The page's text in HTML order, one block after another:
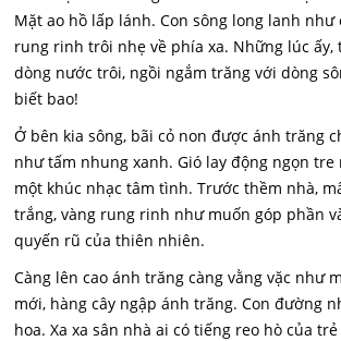
Mặt ao hồ lấp lánh. Con sông long lanh
rung rinh trôi nhẹ về phía xa. Những lúc ấy,
dòng nước trôi, ngồi ngắm trăng với dòng
biết bao!
Ở bên kia sông, bãi cỏ non được ánh trăng
như tấm nhung xanh. Gió lay động ngọn tre
một khúc nhạc tâm tình. Trước thềm nhà,
trắng, vàng rung rinh như muốn góp phần
quyến rũ của thiên nhiên.
Càng lên cao ánh trăng càng vằng vặc như
mới, hàng cây ngập ánh trăng. Con đường
hoa. Xa xa sân nhà ai có tiếng reo hò của